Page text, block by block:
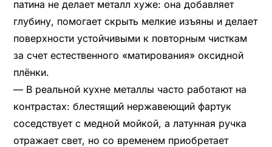
патина не делает металл хуже: она добавляет
глубину, помогает скрыть мелкие изъяны и делает
поверхности устойчивыми к повторным чисткам
за счет естественного «матирования» оксидной
плёнки.
— В реальной кухне металлы часто работают на
контрастах: блестящий нержавеющий фартук
соседствует с медной мойкой, а латунная ручка
отражает свет, но со временем приобретает